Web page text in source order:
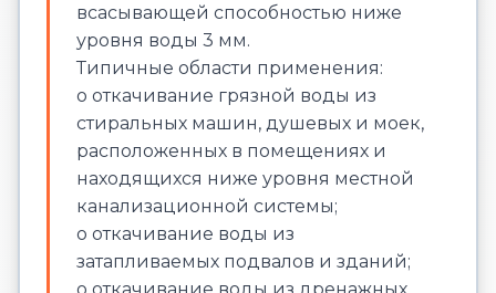
всасывающей способностью ниже
уровня воды 3 мм.
Типичные области применения:
o откачивание грязной воды из
стиральных машин, душевых и моек,
расположенных в помещениях и
находящихся ниже уровня местной
канализационной системы;
o откачивание воды из
затапливаемых подвалов и зданий;